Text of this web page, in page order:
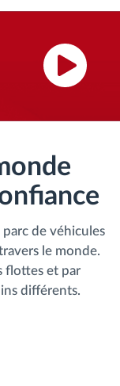
de véhicules
le monde.
flottes et par
différents.